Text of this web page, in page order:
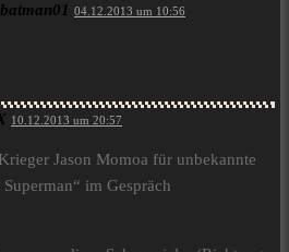
batman01 04.12.2013 um 10:56
10.12.2013 um 20:57
Jason Momoa für unbekannte
im Gespräch